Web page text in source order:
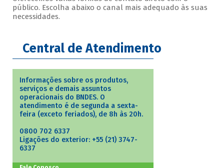
público. Escolha abaixo o canal mais adequado às suas
necessidades.
Central de Atendimento
Informações sobre os produtos,
serviços e demais assuntos
operacionais do BNDES. O
atendimento é de segunda a sexta-
feira (exceto feriados), de 8h às 20h.
0800 702 6337
Ligações do exterior: +55 (21) 3747-
6337